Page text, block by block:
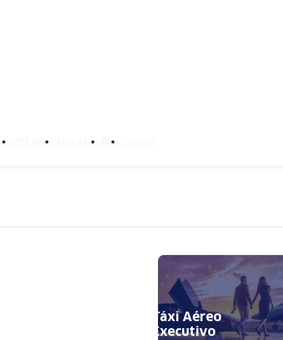
UTI Aérea Táxi Aéreo Blog
Táxi Aéreo
Executivo